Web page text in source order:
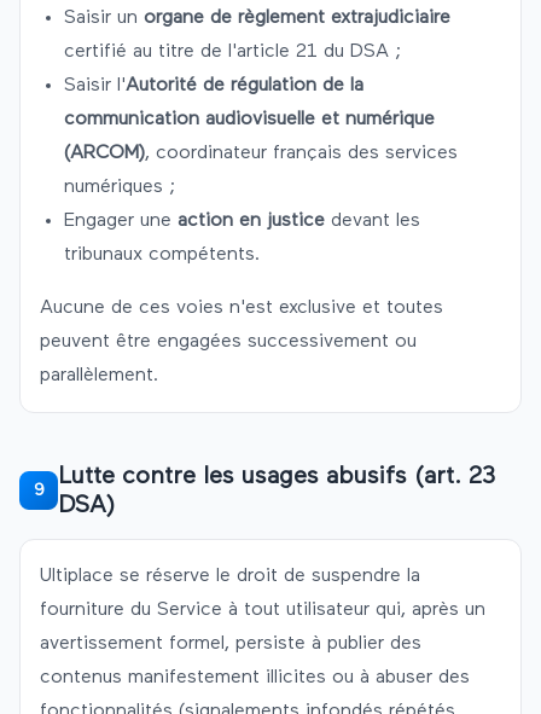
Saisir un organe de règlement extrajudiciaire
certifié au titre de l'article 21 du DSA ;
Saisir l'Autorité de régulation de la
communication audiovisuelle et numérique
(ARCOM), coordinateur français des services
numériques ;
Engager une action en justice devant les
tribunaux compétents.
Aucune de ces voies n'est exclusive et toutes
peuvent être engagées successivement ou
parallèlement.
9
Lutte contre les usages abusifs (art. 23
DSA)
Ultiplace se réserve le droit de suspendre la
fourniture du Service à tout utilisateur qui, après un
avertissement formel, persiste à publier des
contenus manifestement illicites ou à abuser des